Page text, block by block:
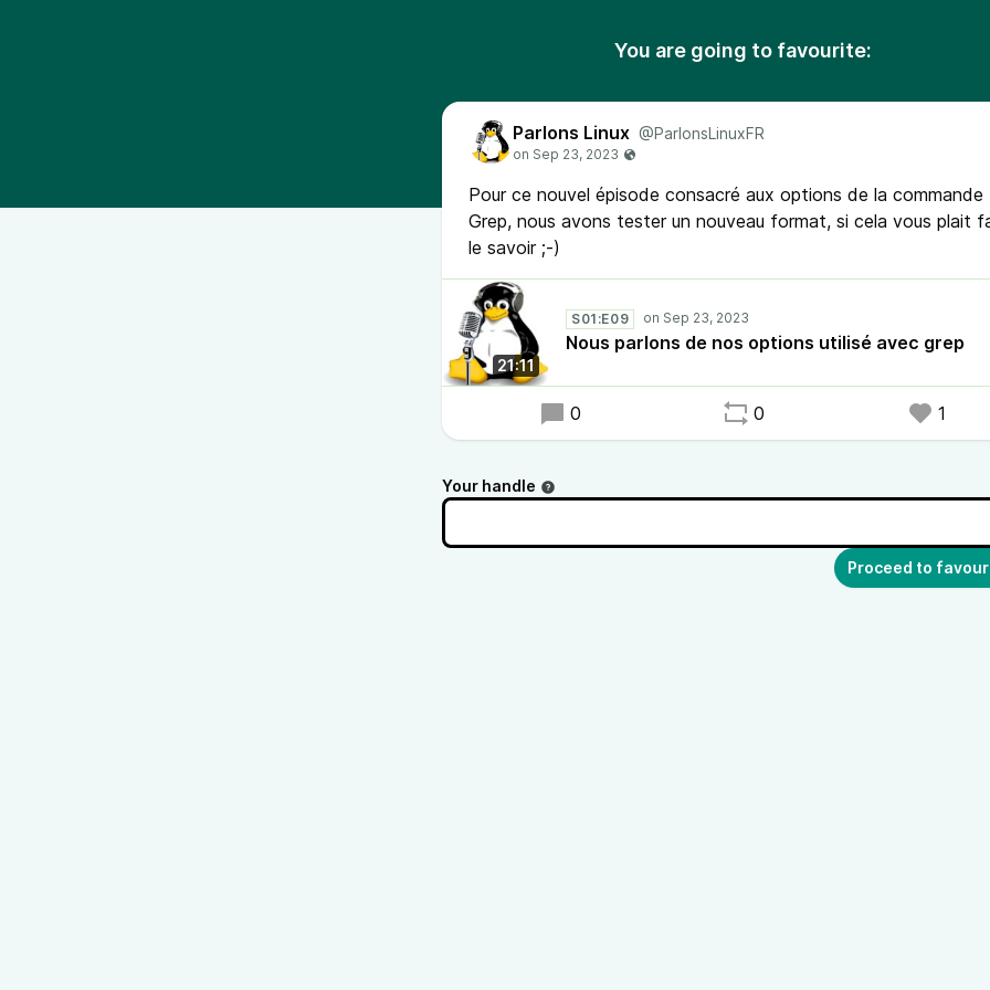
You are going to favourite:
Parlons Linux @ParlonsLinuxFR
Pour ce nouvel épisode consacré aux options de la commande
Grep, nous avons tester un nouveau format, si cela vous plait
le savoir ;-)
21:11
S01:E09
Nous parlons de nos options utilisé avec grep
0 0 1
Your handle
Proceed to